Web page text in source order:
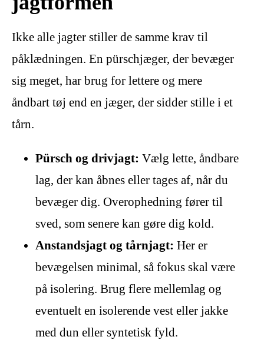
Ikke alle jagter stiller de samme krav til
påklædningen. En pürschjæger, der bevæger
sig meget, har brug for lettere og mere
åndbart tøj end en jæger, der sidder stille i et
tårn.
Pürsch og drivjagt: Vælg lette, åndbare
lag, der kan åbnes eller tages af, når du
bevæger dig. Overophedning fører til
sved, som senere kan gøre dig kold.
Anstandsjagt og tårnjagt: Her er
bevægelsen minimal, så fokus skal være
på isolering. Brug flere mellemlag og
eventuelt en isolerende vest eller jakke
med dun eller syntetisk fyld.